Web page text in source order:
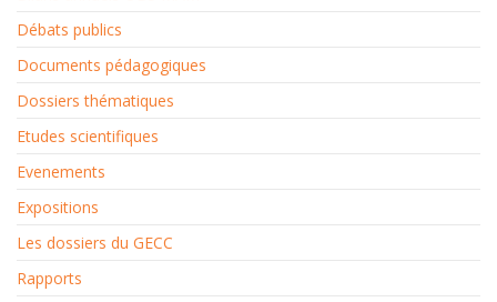
Débats publics
Documents pédagogiques
Dossiers thématiques
Etudes scientifiques
Evenements
Expositions
Les dossiers du GECC
Rapports